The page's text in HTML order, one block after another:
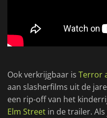
Ook verkrijgbaar is Terror
aan slasherfilms uit de
een rip-off van het
Elm Street in de trailer.